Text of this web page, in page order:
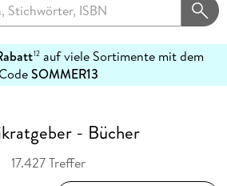
12auf viele Sortimente mit dem
CodeSOMMER13
- Bücher
17.427 Treffer